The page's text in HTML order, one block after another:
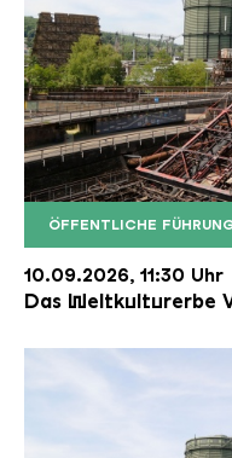
ÖFFENTLICHE
Der
Copyright:
10.09.2026, 11:30 Uhr
Das Weltkulturerbe